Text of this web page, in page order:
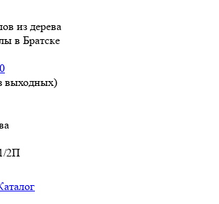
из дерева
в Братске
выходных)
2П